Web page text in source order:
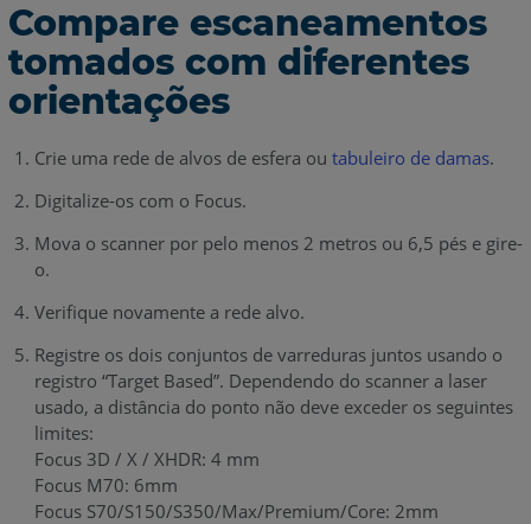
Compare escaneamentos
tomados com diferentes
orientações
Crie uma rede de alvos de esfera ou tabuleiro de damas.
Digitalize-os com o Focus.
Mova o scanner por pelo menos 2 metros ou 6,5 pés e gire-
o.
Verifique novamente a rede alvo.
Registre os dois conjuntos de varreduras juntos usando o
registro “Target Based”. Dependendo do scanner a laser
usado, a distância do ponto não deve exceder os seguintes
limites:
Focus 3D / X / XHDR: 4 mm
Focus M70: 6mm
Focus S70/S150/S350/Max/Premium/Core: 2mm